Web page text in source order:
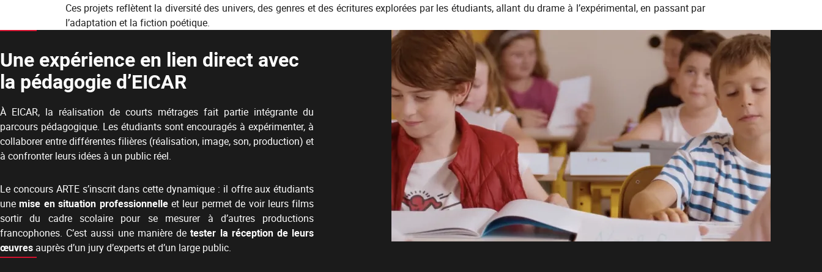
Ces projets reflètent la diversité des univers, des genres et des écritures explorées par les étudiants, allant du drame à l’expérimental, en passant par
l’adaptation et la fiction poétique.
Une expérience en lien direct avec
la pédagogie d’EICAR
À EICAR, la réalisation de courts métrages fait partie intégrante du
parcours pédagogique. Les étudiants sont encouragés à expérimenter, à
collaborer entre différentes filières (réalisation, image, son, production) et
à confronter leurs idées à un public réel.
Le concours ARTE s’inscrit dans cette dynamique : il offre aux étudiants
unemise en situation professionnelleet leur permet de voir leurs films
sortir du cadre scolaire pour se mesurer à d’autres productions
francophones. C’est aussi une manière detester la réception de leurs
œuvres auprès d’un jury d’experts et d’un large public.